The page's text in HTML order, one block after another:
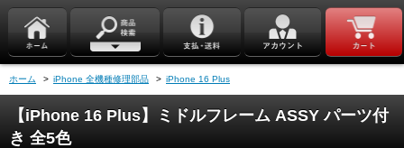
ホーム > iPhone 全機種修理部品 > iPhone 16 Plus
【iPhone 16 Plus】ミドルフレーム ASSY パーツ付
き 全5色